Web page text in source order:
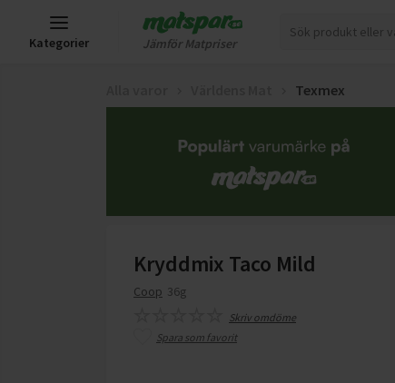
Kategorier Jämför Matpriser
Texmex
Kryddmix Taco Mild
Coop 36g
Skriv omdöme
Spara som favorit